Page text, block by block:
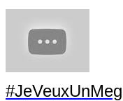
#JeVeuxUnMega